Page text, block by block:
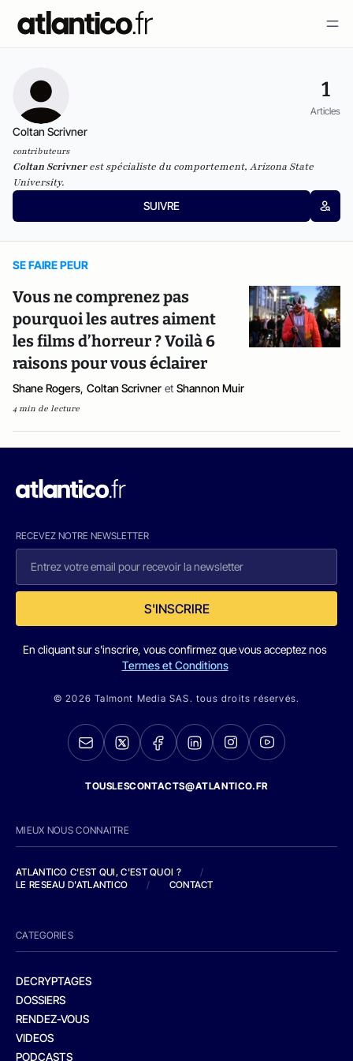
1
Articles
Coltan Scrivner
contributeurs
Coltan Scrivnerest spécialiste du comportement, Arizona State
University.
SUIVRE
SE FAIRE PEUR
Vous ne comprenez pas
pourquoi les autres aiment
les films d’horreur ? Voilà 6
raisons pour vous éclairer
Shane Rogers, Coltan Scrivner et Shannon Muir
4 min de lecture
RECEVEZ NOTRE NEWSLETTER
S'INSCRIRE
En cliquant sur s'inscrire, vous confirmez que vous acceptez nos
Termes et Conditions
© 2026 Talmont Media SAS. tous droits réservés.
TOUSLESCONTACTS@ATLANTICO.FR
MIEUX NOUS CONNAITRE
ATLANTICO C'EST QUI, C'EST QUOI ?
/
LE RESEAU D'ATLANTICO
/ CONTACT
CATEGORIES
DECRYPTAGES
DOSSIERS
RENDEZ-VOUS
VIDEOS
PODCASTS